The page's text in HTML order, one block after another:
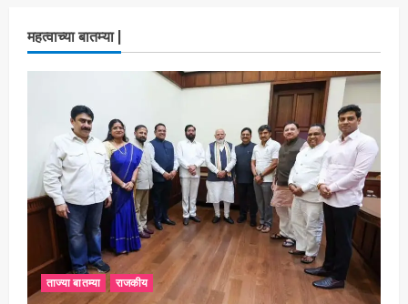
महत्वाच्या बातम्या |
ताज्या बातम्या राजकीय